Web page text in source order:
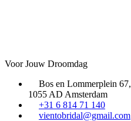
Voor Jouw Droomdag
Bos en Lommerplein 67,
1055 AD Amsterdam
+31 6 814 71 140
vientobridal@gmail.com